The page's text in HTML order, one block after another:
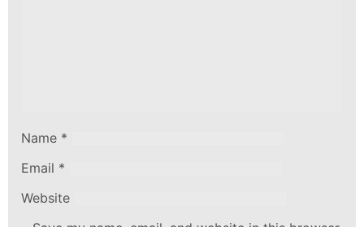
Name *
Email *
Website